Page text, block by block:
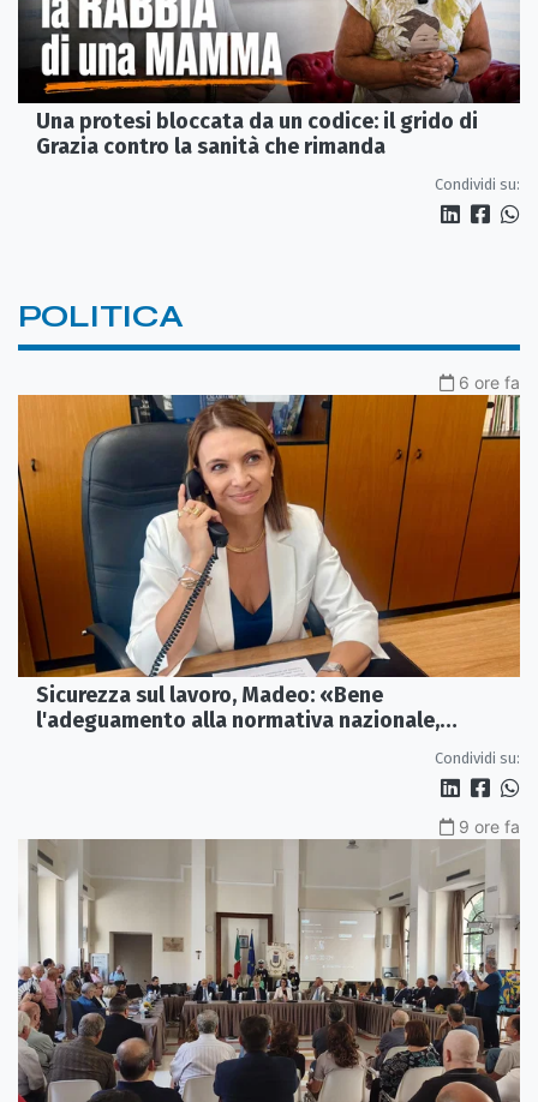
Una protesi bloccata da un codice: il grido di
Grazia contro la sanità che rimanda
Condividi su:
POLITICA
6 ore fa
Sicurezza sul lavoro, Madeo: «Bene
l'adeguamento alla normativa nazionale,
Condividi su:
9 ore fa